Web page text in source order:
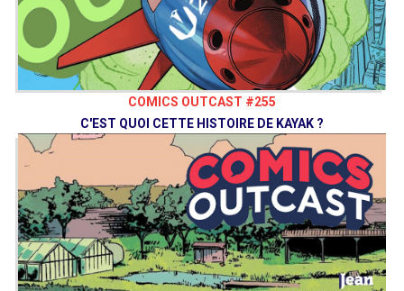
COMICS OUTCAST #255
C'EST QUOI CETTE HISTOIRE DE KAYAK ?